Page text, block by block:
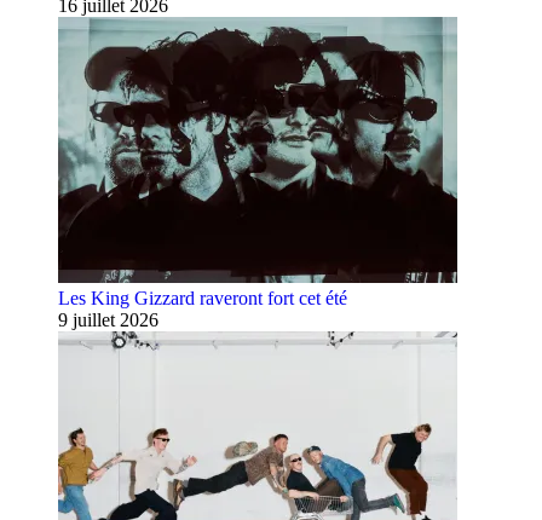
16 juillet 2026
Les King Gizzard raveront fort cet été
9 juillet 2026